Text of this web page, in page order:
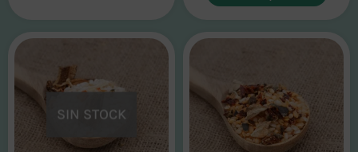
SIN STOCK